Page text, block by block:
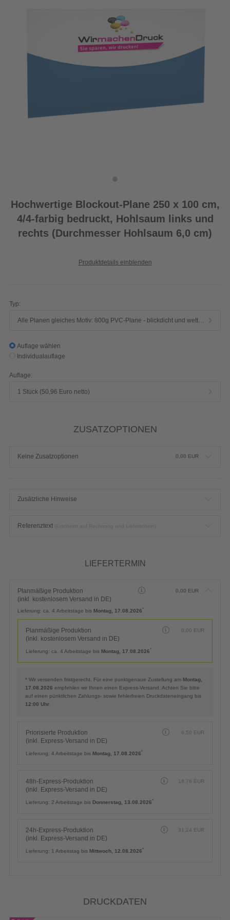
Hochwertige Blockout-Plane 250 x 100 cm,
4/4-farbig bedruckt, Hohlsaum links und
rechts (Durchmesser Hohlsaum 6,0 cm)
Produktdetails einblenden
Typ:
Auflage wählen
Individualauflage
Auflage:
1 Stück (50,96 Euro netto)
ZUSATZOPTIONEN
Keine Zusatzoptionen 0,00 EUR
Zusätzliche Hinweise
Referenztext
LIEFERTERMIN
Planmäßige Produktion
(inkl. kostenlosem Versand in DE)
0,00 EUR
Lieferung: ca. 4 Arbeitstage bis Montag, 17.08.2026*
Planmäßige Produktion
(inkl. kostenlosem Versand in DE)
0,00 EUR
Lieferung: ca. 4 Arbeitstage bis Montag, 17.08.2026*
* Wir versenden fristgerecht. Für eine punktgenaue Zustellung am Montag,
17.08.2026 empfehlen wir Ihnen einen Express-Versand. Achten Sie bitte
auf einen pünktlichen Zahlungs- sowie fehlerfreien Druckdateneingang bis
12:00 Uhr
Priorisierte Produktion
(inkl. Express-Versand in DE)
6,50 EUR
Lieferung: 4 Arbeitstage bis Montag, 17.08.2026*
48h-Express-Produktion
(inkl. Express-Versand in DE)
18,76 EUR
Lieferung: 2 Arbeitstage bis Donnerstag, 13.08.2026*
24h-Express-Produktion
(inkl. Express-Versand in DE)
31,24 EUR
Lieferung: 1 Arbeitstag bis Mittwoch, 12.08.2026*
DRUCKDATEN